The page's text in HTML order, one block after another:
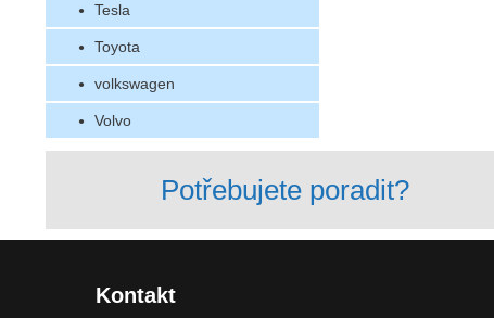
Tesla
Toyota
volkswagen
Volvo
Potřebujete poradit?
Kontakt